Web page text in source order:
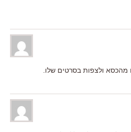
ולצפות בסרטים שלו.